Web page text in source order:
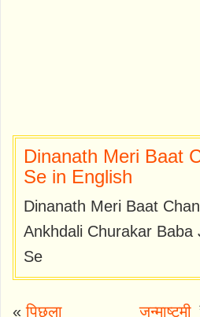
Dinanath Meri Baat
Se in English
Dinanath Meri Baat
Ankhdali Churakar Baba
Se
«पिछला जन्माष्टमी